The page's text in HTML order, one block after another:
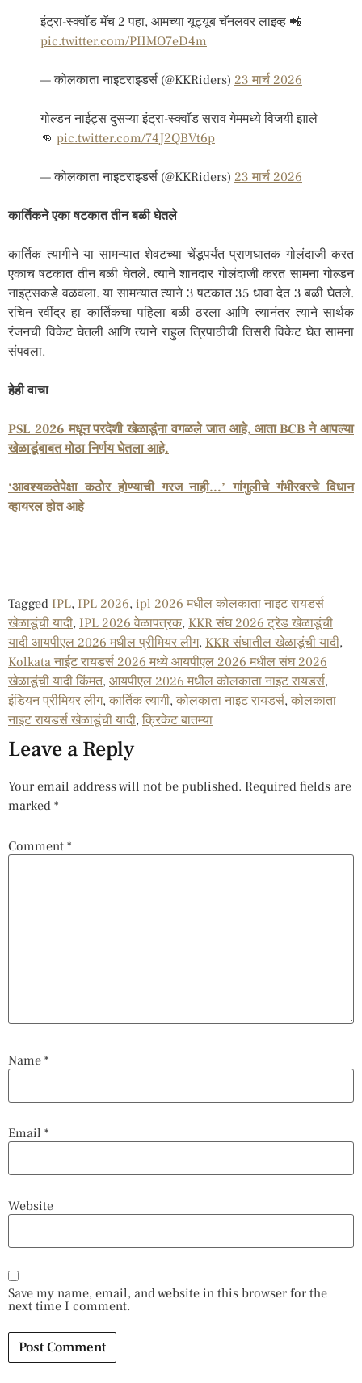
इंट्रा-स्क्वॉड मॅच 2 पहा, आमच्या यूट्यूब चॅनलवर लाइव्ह 📲
pic.twitter.com/PIIMO7eD4m
— कोलकाता नाइटराइडर्स (@KKRiders) 23 मार्च 2026
गोल्डन नाईट्स दुसऱ्या इंट्रा-स्क्वॉड सराव गेममध्ये विजयी झाले
👊 pic.twitter.com/74J2QBVt6p
— कोलकाता नाइटराइडर्स (@KKRiders) 23 मार्च 2026
कार्तिकने एका षटकात तीन बळी घेतले
कार्तिक त्यागीने या सामन्यात शेवटच्या चेंडूपर्यंत प्राणघातक गोलंदाजी करत
एकाच षटकात तीन बळी घेतले. त्याने शानदार गोलंदाजी करत सामना गोल्डन
नाइट्सकडे वळवला. या सामन्यात त्याने 3 षटकात 35 धावा देत 3 बळी घेतले.
रचिन रवींद्र हा कार्तिकचा पहिला बळी ठरला आणि त्यानंतर त्याने सार्थक
रंजनची विकेट घेतली आणि त्याने राहुल त्रिपाठीची तिसरी विकेट घेत सामना
संपवला.
हेही वाचा
PSL 2026 मधून परदेशी खेळाडूंना वगळले जात आहे, आता BCB ने आपल्या
खेळाडूंबाबत मोठा निर्णय घेतला आहे.
‘आवश्यकतेपेक्षा कठोर होण्याची गरज नाही…’ गांगुलीचे गंभीरवरचे विधान
व्हायरल होत आहे
Tagged IPL, IPL 2026, ipl 2026 मधील कोलकाता नाइट रायडर्स
खेळाडूंची यादी, IPL 2026 वेळापत्रक, KKR संघ 2026 ट्रेड खेळाडूंची
यादी आयपीएल 2026 मधील प्रीमियर लीग, KKR संघातील खेळाडूंची यादी,
Kolkata नाईट रायडर्स 2026 मध्ये आयपीएल 2026 मधील संघ 2026
खेळाडूंची यादी किंमत, आयपीएल 2026 मधील कोलकाता नाइट रायडर्स,
इंडियन प्रीमियर लीग, कार्तिक त्यागी, कोलकाता नाइट रायडर्स, कोलकाता
नाइट रायडर्स खेळाडूंची यादी, क्रिकेट बातम्या
Leave a Reply
Your email address will not be published. Required fields are
marked *
Comment *
Name *
Email *
Website
Save my name, email, and website in this browser for the
next time I comment.